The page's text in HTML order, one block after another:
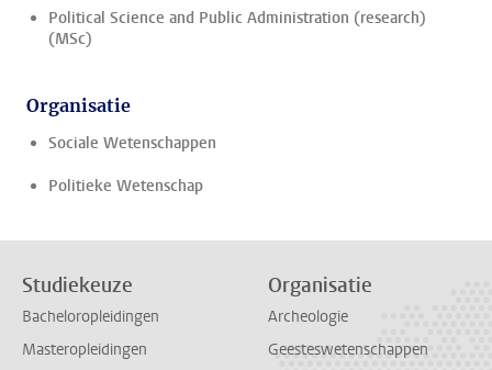
Political Science and Public Administration (research)
(MSc)
Organisatie
Sociale Wetenschappen
Politieke Wetenschap
Studiekeuze
Bacheloropleidingen
Masteropleidingen
Organisatie
Archeologie
Geesteswetenschappen